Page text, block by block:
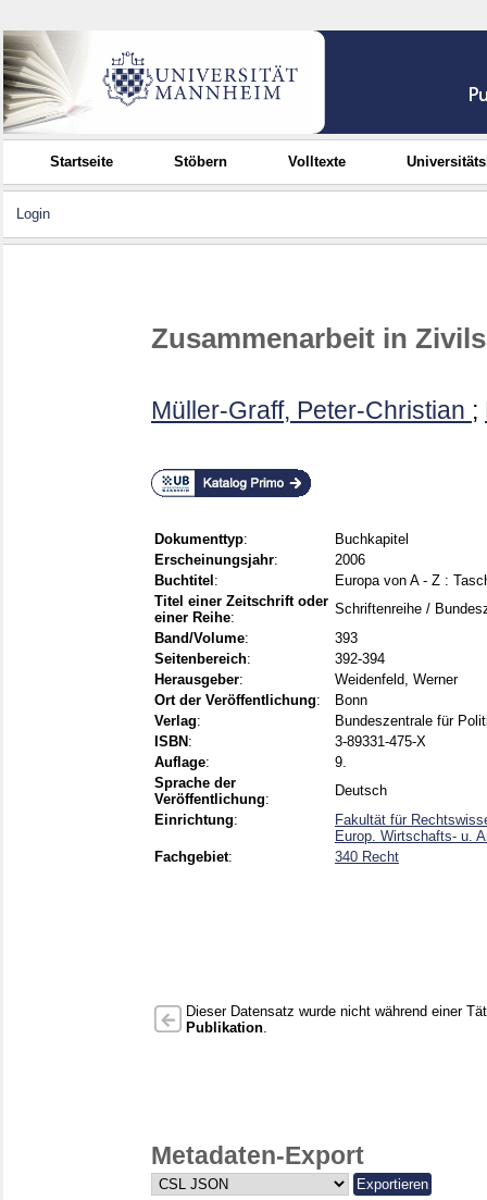
Startseite Stöbern Volltexte
Login
Zusammenarbeit in
Müller-Graff, Peter-Christian ;
Dokumenttyp:
Buchkapitel
Erscheinungsjahr:
2006
Buchtitel :
Europa von A - Z :
Titel einer Zeitschrift oder
einer Reihe:
Schriftenreihe /
Band/Volume:
393
Seitenbereich:
392-394
Herausgeber:
Weidenfeld, Werner
Ort der Veröffentlichung:
Bonn
Verlag:
Bundeszentrale für
ISBN :
3-89331-475-X
Auflage:
9.
Sprache der
Veröffentlichung:
Deutsch
Einrichtung:
Fakultät für
Europ. Wirtschafts- u.
Fachgebiet: 340 Recht
Dieser Datensatz wurde nicht während einer
Publikation
Metadaten-Export